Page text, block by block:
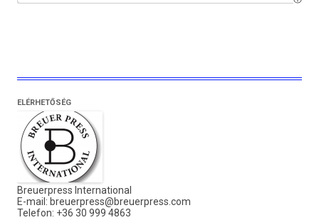
ELÉRHETŐSÉG
Breuerpress International
E-mail: breuerpress@breuerpress.com
Telefon: +36 30 999 4863